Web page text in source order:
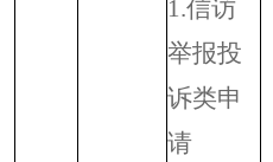
1.信访
举报投
诉类申
请